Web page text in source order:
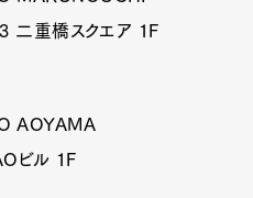
二重橋スクエア 1F
AOYAMA
ビル 1F